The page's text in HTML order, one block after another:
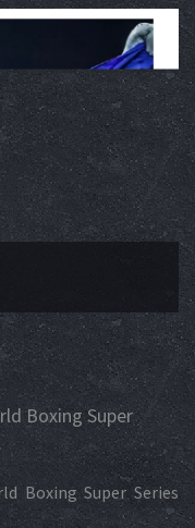
Boxing Super
Boxing Super Series